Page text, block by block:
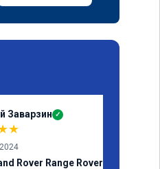
Заварзин ✓
★
Rover Range Rover